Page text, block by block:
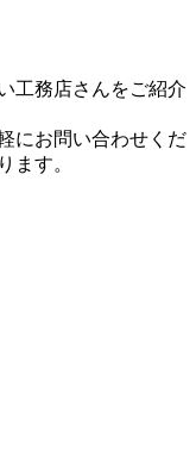
工務店さんをご紹介
にお問い合わせくだ
ます。